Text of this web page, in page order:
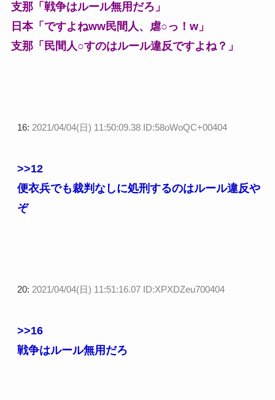
支那「戦争はルール無用だろ」
日本「ですよねww民間人、虐○っ！w」
支那「民間人○すのはルール違反ですよね？」
16: 2021/04/04(日) 11:50:09.38 ID:58oWoQC+00404
>>12
便衣兵でも裁判なしに処刑するのはルール違反や
ぞ
20: 2021/04/04(日) 11:51:16.07 ID:XPXDZeu700404
>>16
戦争はルール無用だろ